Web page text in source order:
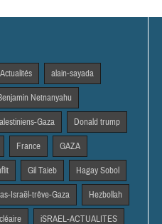
alain-sayada
Netnanyahu
Gaza Donald trump
France GAZA
Gil Taieb Hagay Sobol
Israël-trêve-Gaza Hezbollah
iSRAEL-ACTUALITES